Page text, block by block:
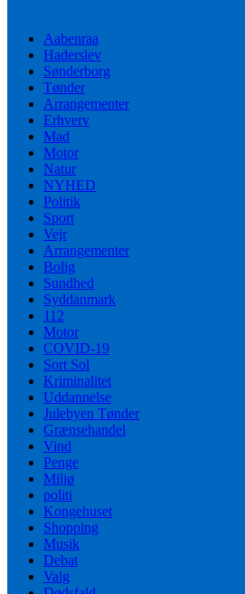
Aabenraa
Haderslev
Sønderborg
Tønder
Arrangementer
Erhverv
Mad
Motor
Natur
NYHED
Politik
Sport
Vejr
Arrangementer
Bolig
Sundhed
Syddanmark
112
Motor
COVID-19
Sort Sol
Kriminalitet
Uddannelse
Julebyen Tønder
Grænsehandel
Vind
Penge
Miljø
politi
Kongehuset
Shopping
Musik
Debat
Valg